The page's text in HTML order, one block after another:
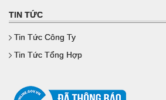
TIN TỨC
Tin Tức Công Ty
Tin Tức Tổng Hợp